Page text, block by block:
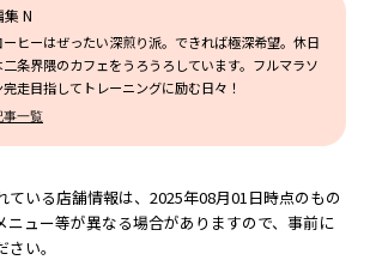
集 N
ーヒーはぜったい深煎り派。できれば極深希望。休日
二条界隈のカフェをうろうろしています。フルマラソ
完走目指してトレーニングに励む日々！
事一覧
ている店舗情報は、2025年08月01日時点のもの
ニュー等が異なる場合がありますので、事前に
い。